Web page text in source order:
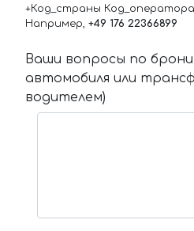
+Код_страны
Например, +49 176 22366899
Ваши вопросы по
автомобиля или
водителем)